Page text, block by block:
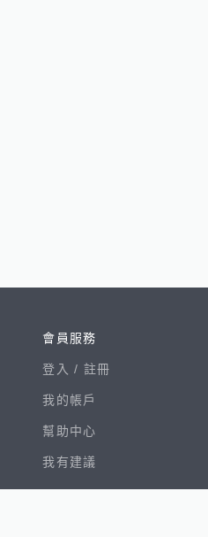
會員服務
登入 / 註冊
我的帳戶
幫助中心
我有建議